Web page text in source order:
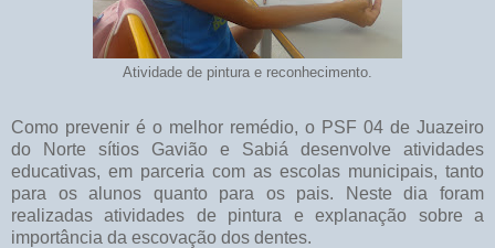
Atividade de pintura e reconhecimento.
Como prevenir é o melhor remédio, o PSF 04 de Juazeiro
do Norte sítios Gavião e Sabiá desenvolve atividades
educativas, em parceria com as escolas municipais, tanto
para os alunos quanto para os pais. Neste dia foram
realizadas atividades de pintura e explanação sobre a
importância da escovação dos dentes.